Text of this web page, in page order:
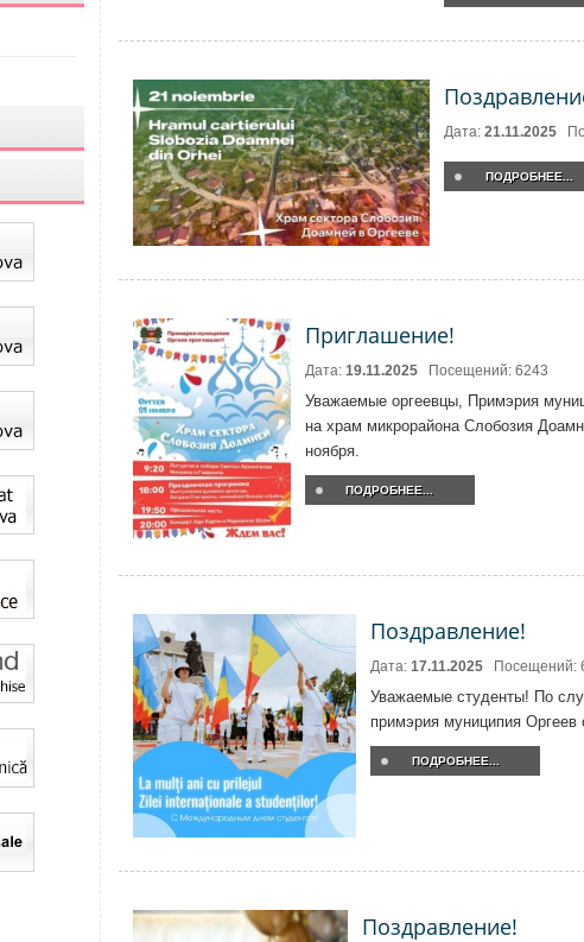
Дата: 21.11.2025
ПОДРОБНЕЕ...
Приглашение!
Дата: 19.11.2025 Посещений: 6243
Уважаемые оргеевцы, Примэрия
на храм микрорайона Слобозия
ноября.
ПОДРОБНЕЕ...
Поздравление!
Дата: 17.11.2025 Посещений:
Уважаемые студенты! По
примэрия муниципия
ПОДРОБНЕЕ...
Поздравление!